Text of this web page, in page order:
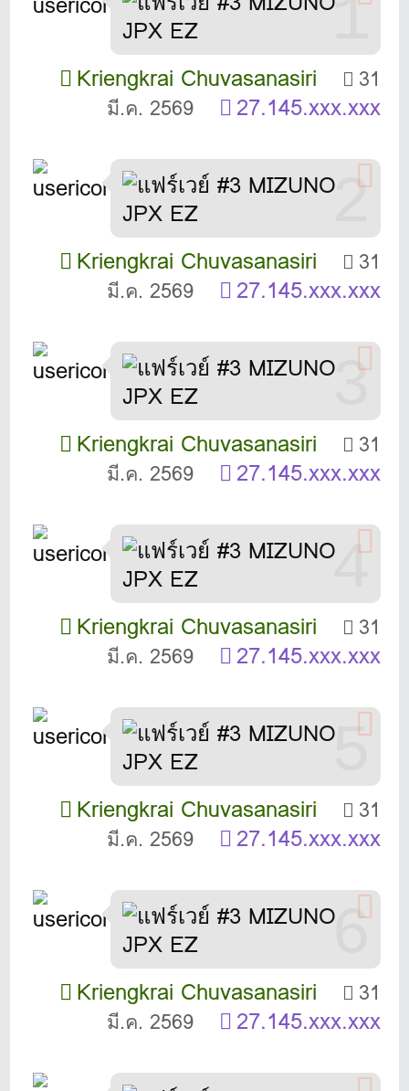
1
Kriengkrai Chuvasanasiri
31
มี.ค. 2569
27.145.xxx.xxx
2
Kriengkrai Chuvasanasiri
31
มี.ค. 2569
27.145.xxx.xxx
3
Kriengkrai Chuvasanasiri
31
มี.ค. 2569
27.145.xxx.xxx
4
Kriengkrai Chuvasanasiri
31
มี.ค. 2569
27.145.xxx.xxx
5
Kriengkrai Chuvasanasiri
31
มี.ค. 2569
27.145.xxx.xxx
6
Kriengkrai Chuvasanasiri
31
มี.ค. 2569
27.145.xxx.xxx